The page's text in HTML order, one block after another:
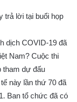
trả lời tại buổi họp
dịch COVID-19 đã
Nam? Cuộc thi
tham dự đấu
này lần thứ 70 đã
Ban tổ chức đã có